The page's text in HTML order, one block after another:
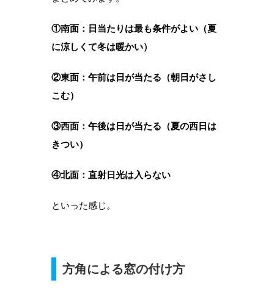
①南面：日当たりは最も条件がよい（夏
に涼しくて冬は暖かい）
②東面：午前は日が当たる（朝日がさし
こむ）
③西面：午後は日が当たる（夏の西日は
きつい）
④北面：直射日光は入らない
といった感じ。
方角による窓の付け方